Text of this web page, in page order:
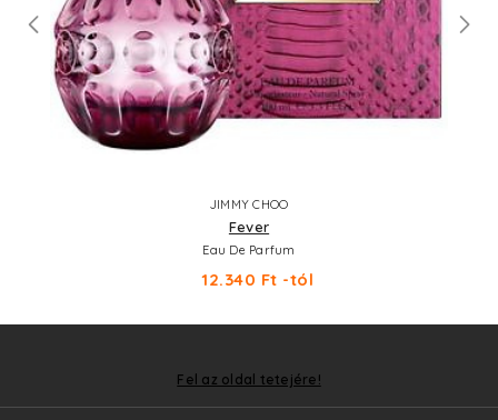
JIMMY CHOO
Fever
Eau De Parfum
12.340 Ft -tól
Fel az oldal tetejére!